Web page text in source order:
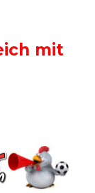
mit